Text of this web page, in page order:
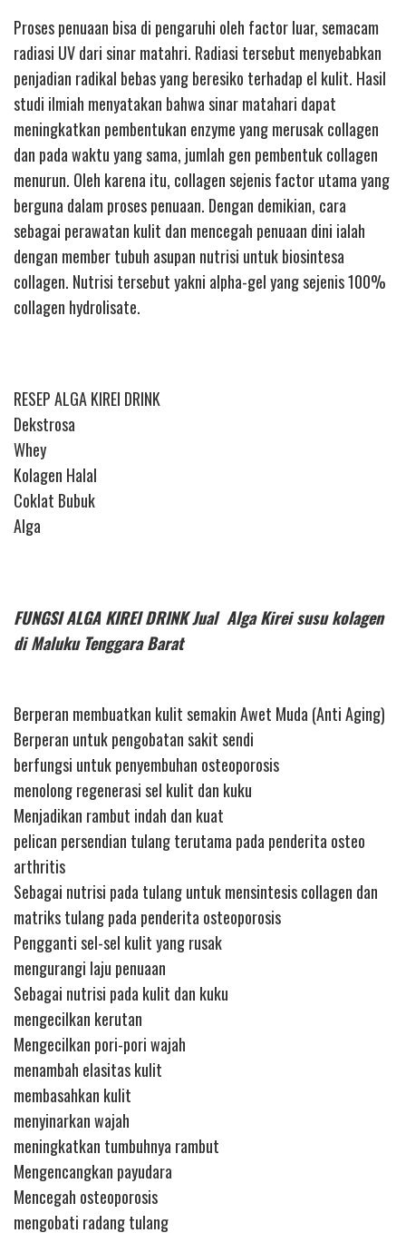
Proses penuaan bisa di pengaruhi oleh factor luar, semacam
radiasi UV dari sinar matahri. Radiasi tersebut menyebabkan
penjadian radikal bebas yang beresiko terhadap el kulit. Hasil
studi ilmiah menyatakan bahwa sinar matahari dapat
meningkatkan pembentukan enzyme yang merusak collagen
dan pada waktu yang sama, jumlah gen pembentuk collagen
menurun. Oleh karena itu, collagen sejenis factor utama yang
berguna dalam proses penuaan. Dengan demikian, cara
sebagai perawatan kulit dan mencegah penuaan dini ialah
dengan member tubuh asupan nutrisi untuk biosintesa
collagen. Nutrisi tersebut yakni alpha-gel yang sejenis 100%
collagen hydrolisate.
RESEP ALGA KIREI DRINK
Dekstrosa
Whey
Kolagen Halal
Coklat Bubuk
Alga
FUNGSI ALGA KIREI DRINK Jual Alga Kirei susu kolagen
di Maluku Tenggara Barat
Berperan membuatkan kulit semakin Awet Muda (Anti Aging)
Berperan untuk pengobatan sakit sendi
berfungsi untuk penyembuhan osteoporosis
menolong regenerasi sel kulit dan kuku
Menjadikan rambut indah dan kuat
pelican persendian tulang terutama pada penderita osteo
arthritis
Sebagai nutrisi pada tulang untuk mensintesis collagen dan
matriks tulang pada penderita osteoporosis
Pengganti sel-sel kulit yang rusak
mengurangi laju penuaan
Sebagai nutrisi pada kulit dan kuku
mengecilkan kerutan
Mengecilkan pori-pori wajah
menambah elasitas kulit
membasahkan kulit
menyinarkan wajah
meningkatkan tumbuhnya rambut
Mengencangkan payudara
Mencegah osteoporosis
mengobati radang tulang